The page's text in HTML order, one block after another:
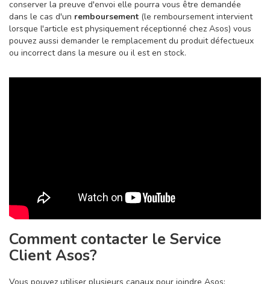
conserver la preuve d'envoi elle pourra vous être demandée
dans le cas d'un remboursement (le remboursement intervient
lorsque l'article est physiquement réceptionné chez Asos) vous
pouvez aussi demander le remplacement du produit défectueux
ou incorrect dans la mesure ou il est en stock.
Comment contacter le Service
Client Asos?